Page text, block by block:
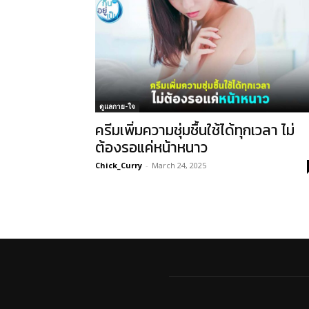
ดูแลกาย-ใจ
ครีมเพิ่มความชุ่มชื้นใช้ได้ทุกเวลา ไม่
ต้องรอแค่หน้าหนาว
Chick_Curry - March 24, 2025